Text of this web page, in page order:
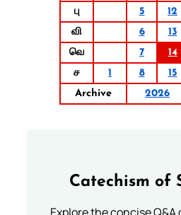
பு
5 12
வி
6 13
வெ
7 14
ச
1 8 15
Archive
2026
Catechism of